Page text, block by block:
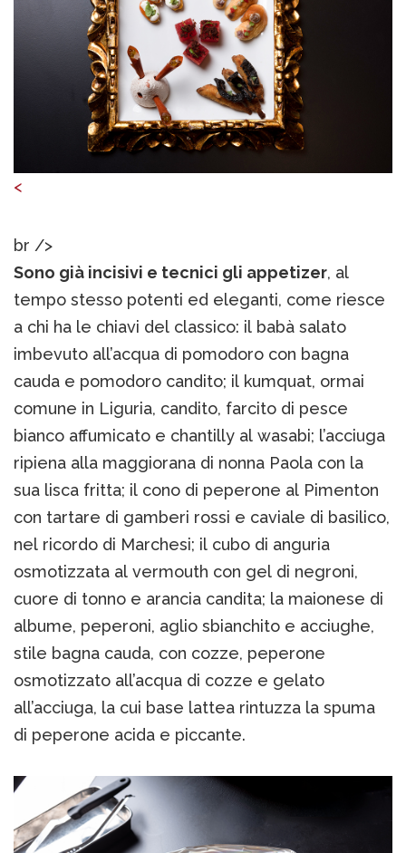
<
br />
Sono già incisivi e tecnici gli appetizer, al
tempo stesso potenti ed eleganti, come riesce
a chi ha le chiavi del classico: il babà salato
imbevuto all’acqua di pomodoro con bagna
cauda e pomodoro candito; il kumquat, ormai
comune in Liguria, candito, farcito di pesce
bianco affumicato e chantilly al wasabi; l’acciuga
ripiena alla maggiorana di nonna Paola con la
sua lisca fritta; il cono di peperone al Pimenton
con tartare di gamberi rossi e caviale di basilico,
nel ricordo di Marchesi; il cubo di anguria
osmotizzata al vermouth con gel di negroni,
cuore di tonno e arancia candita; la maionese di
albume, peperoni, aglio sbianchito e acciughe,
stile bagna cauda, con cozze, peperone
osmotizzato all’acqua di cozze e gelato
all’acciuga, la cui base lattea rintuzza la spuma
di peperone acida e piccante.